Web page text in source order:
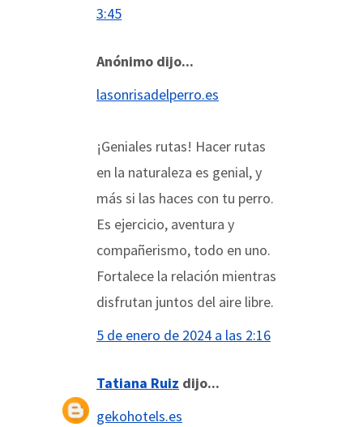
3:45
Anónimo dijo...
lasonrisadelperro.es
¡Geniales rutas! Hacer rutas
en la naturaleza es genial, y
más si las haces con tu perro.
Es ejercicio, aventura y
compañerismo, todo en uno.
Fortalece la relación mientras
disfrutan juntos del aire libre.
5 de enero de 2024 a las 2:16
Tatiana Ruiz dijo...
gekohotels.es